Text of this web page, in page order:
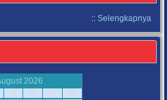
:: Selengkapnya
2026
R K J S